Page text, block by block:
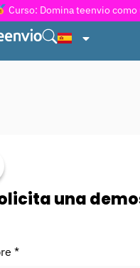
Curso: Domina teenvio
una
*